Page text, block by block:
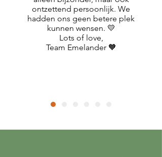
ontzettend persoonlijk. We
hadden ons geen betere plek
kunnen wensen. 💛
Lots of love,
Team Emelander 🧡